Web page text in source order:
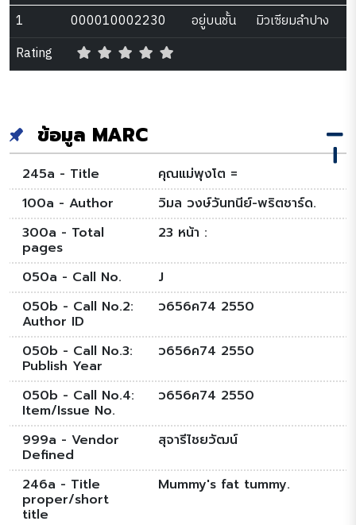
1
000010002230 อยู่บนชั้น
มิวเซียมลำปาง
Rating
ข้อมูล MARC
245a - Title
คุณแม่พุงโต =
100a - Author
วิมล วงษ์วันทนีย์-พริตชาร์ด.
300a - Total
pages
23 หน้า :
050a - Call No.
J
050b - Call No.2:
Author ID
ว656ค74 2550
050b - Call No.3:
Publish Year
ว656ค74 2550
050b - Call No.4:
Item/Issue No.
ว656ค74 2550
999a - Vendor
Defined
สุจารีไชยวัฒน์
246a - Title
proper/short
title
Mummy's fat tummy.